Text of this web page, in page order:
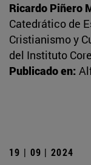
Ricardo Piñero
Catedrático de
Cristianismo y
del Instituto
Publicado en:
19 | 09 | 2024